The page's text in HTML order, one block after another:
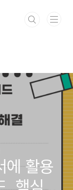
에 활용